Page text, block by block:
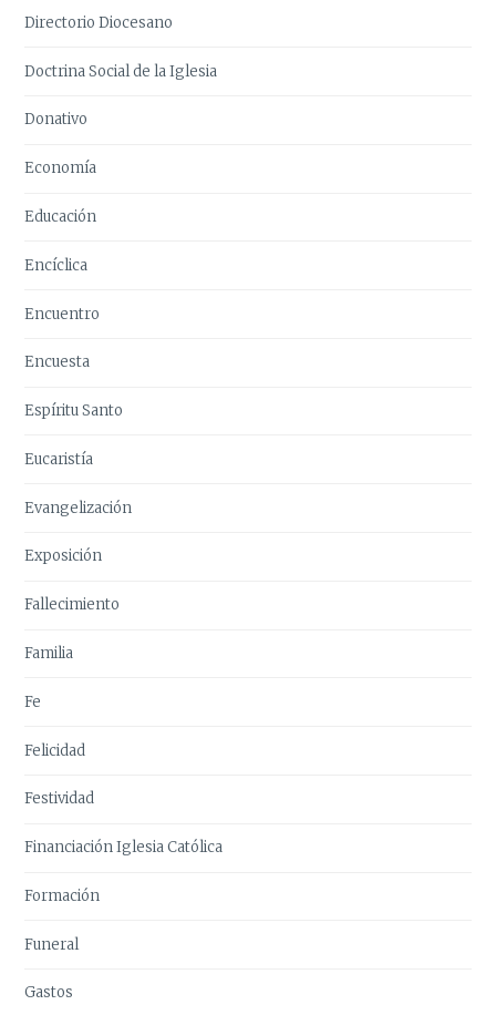
Directorio Diocesano
Doctrina Social de la Iglesia
Donativo
Economía
Educación
Encíclica
Encuentro
Encuesta
Espíritu Santo
Eucaristía
Evangelización
Exposición
Fallecimiento
Familia
Fe
Felicidad
Festividad
Financiación Iglesia Católica
Formación
Funeral
Gastos